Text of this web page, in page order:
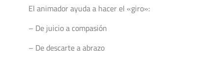
El animador ayuda a hacer el «giro»:
– De juicio a compasión
– De descarte a abrazo